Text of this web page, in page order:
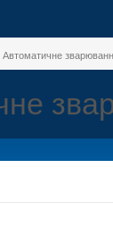
Автоматичне